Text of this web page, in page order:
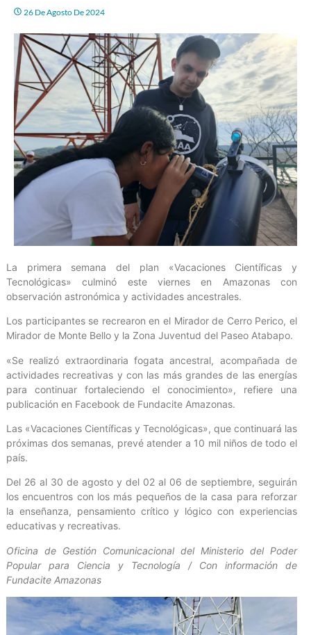
26 De Agosto De 2024
La primera semana del plan «Vacaciones Científicas y
Tecnológicas» culminó este viernes en Amazonas con
observación astronómica y actividades ancestrales.
Los participantes se recrearon en el Mirador de Cerro Perico, el
Mirador de Monte Bello y la Zona Juventud del Paseo Atabapo.
«Se realizó extraordinaria fogata ancestral, acompañada de
actividades recreativas y con las más grandes de las energías
para continuar fortaleciendo el conocimiento», refiere una
publicación en Facebook de Fundacite Amazonas.
Las «Vacaciones Científicas y Tecnológicas», que continuará las
próximas dos semanas, prevé atender a 10 mil niños de todo el
país.
Del 26 al 30 de agosto y del 02 al 06 de septiembre, seguirán
los encuentros con los más pequeños de la casa para reforzar
la enseñanza, pensamiento crítico y lógico con experiencias
educativas y recreativas.
Oficina de Gestión Comunicacional del Ministerio del Poder
Popular para Ciencia y Tecnología / Con información de
Fundacite Amazonas